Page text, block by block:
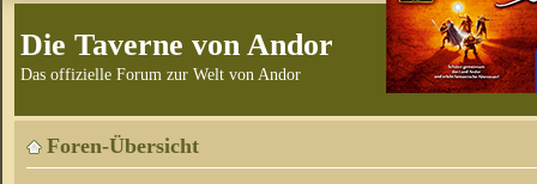
Die Taverne von Andor
Das offizielle Forum zur Welt von Andor
Foren-Übersicht